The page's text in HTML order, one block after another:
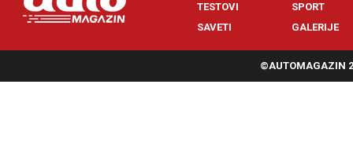
TESTOVI
SAVETI
SPORT
GALERIJE
©AUTOMAGAZIN